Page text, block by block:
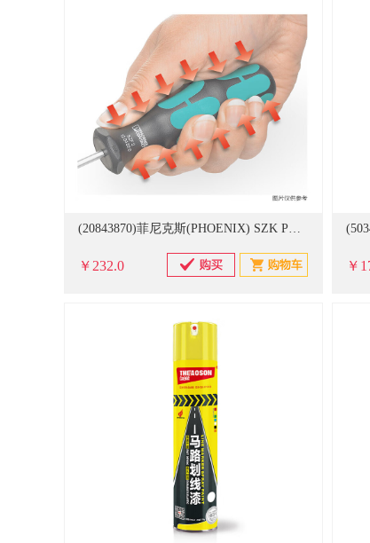
(20843870)菲尼克斯(PHOENIX) SZK PH2 VDE 1205163 十字形螺丝刀(单位：把)
￥232.0 ￥